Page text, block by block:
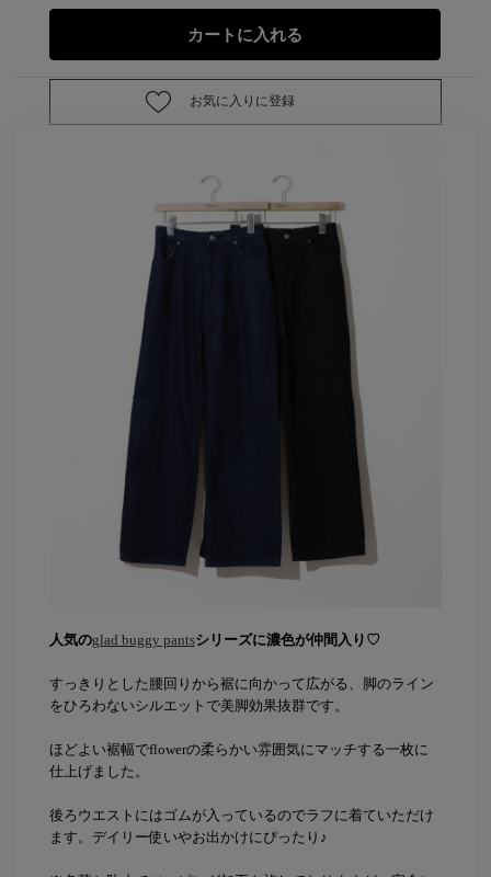
お気に入りに登録
人気のglad buggy pantsシリーズに濃色が仲間入り♡
すっきりとした腰回りから裾に向かって広がる、脚のライン
をひろわないシルエットで美脚効果抜群です。
ほどよい裾幅でflowerの柔らかい雰囲気にマッチする一枚に
仕上げました。
後ろウエストにはゴムが入っているのでラフに着ていただけ
ます。デイリー使いやお出かけにぴったり♪